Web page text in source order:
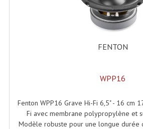
Accessoires Micro, Pieds
Pieds D'enceintes
Selecteurs Audio
Amplificateurs
FENTON
WPP16
Fenton WPP16 Grave Hi-Fi 6,5" - 16 cm
Fi avec membrane polypropylène et
Modèle robuste pour une longue durée